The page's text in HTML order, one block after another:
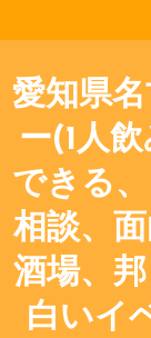
愛知県
ー(1人
できる
相談、
酒場、
白いイ